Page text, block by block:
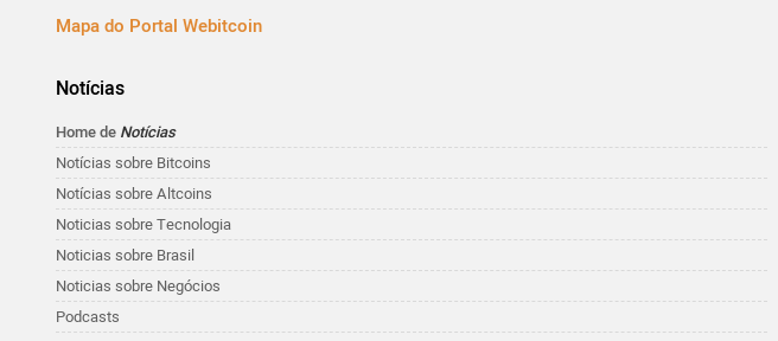
Mapa do Portal Webitcoin
Notícias
Home de Notícias
Notícias sobre Bitcoins
Notícias sobre Altcoins
Noticias sobre Tecnologia
Noticias sobre Brasil
Noticias sobre Negócios
Podcasts